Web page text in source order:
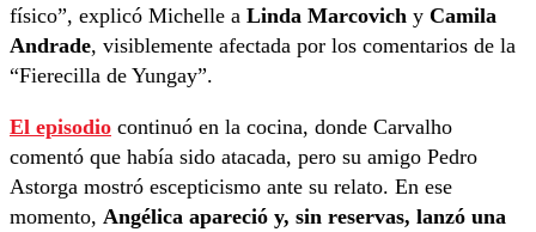
físico”, explicó Michelle a Linda Marcovich y Camila
Andrade, visiblemente afectada por los comentarios de la
“Fierecilla de Yungay”.
El episodio continuó en la cocina, donde Carvalho
comentó que había sido atacada, pero su amigo Pedro
Astorga mostró escepticismo ante su relato. En ese
momento, Angélica apareció y, sin reservas, lanzó una